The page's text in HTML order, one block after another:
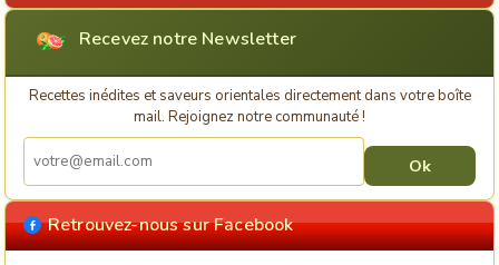
Recevez notre Newsletter
Recettes inédites et saveurs orientales directement dans votre boîte
mail. Rejoignez notre communauté !
Retrouvez-nous sur Facebook